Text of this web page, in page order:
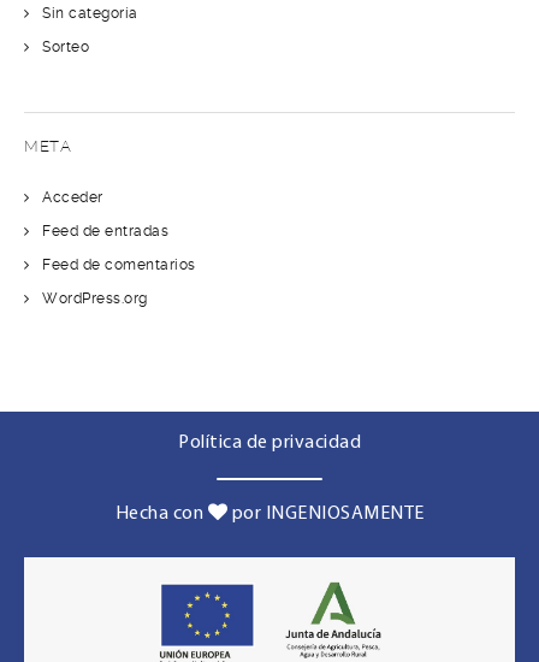
Sin categoría
Sorteo
META
Acceder
Feed de entradas
Feed de comentarios
WordPress.org
Política de privacidad
Hecha con por INGENIOSAMENTE